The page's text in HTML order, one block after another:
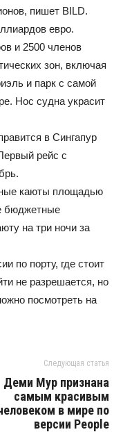
пишет BILD.
евро.
и 2500 членов
зон, включая
и парк с самой
Нос судна украсит
в Сингапур
рейс с
каюты площадью
бюджетные
на три ночи за
по порту, где стоит
не разрешается, но
посмотреть на
Следующая статья
Деми Мур признана
самым красивым
в мире по
версии People